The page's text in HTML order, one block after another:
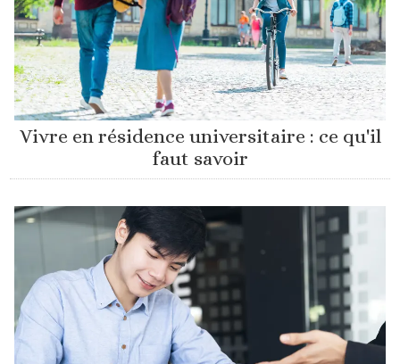
Vivre en résidence universitaire : ce qu'il
faut savoir